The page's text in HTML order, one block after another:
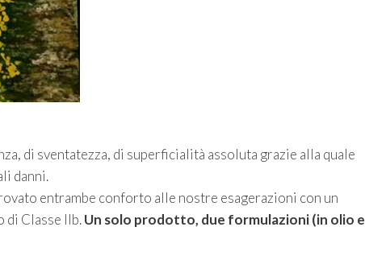
di sventatezza, di superficialità assoluta grazie alla quale
danni.
entrambe conforto alle nostre esagerazioni con un
Classe IIb.Un solo prodotto, due formulazioni (in olio e